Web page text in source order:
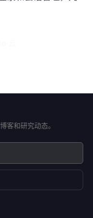
客和研究动态。